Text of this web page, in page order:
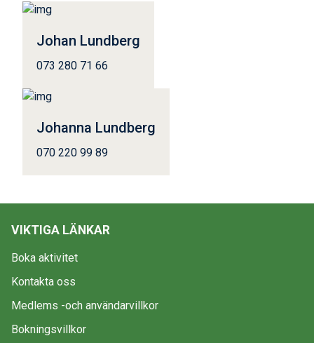
Johan Lundberg
073 280 71 66
Johanna Lundberg
070 220 99 89
VIKTIGA LÄNKAR
Boka aktivitet
Kontakta oss
Medlems -och användarvillkor
Bokningsvillkor